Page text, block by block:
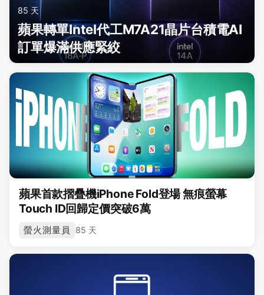
85 天
蘋果轉單Intel代工M7A21晶片台積電AI
訂單爆滿供應緊絞
蘋果首款摺疊機iPhone Fold登場 無痕螢幕
Touch ID回歸定價突破6萬
螢火測量員 85 天